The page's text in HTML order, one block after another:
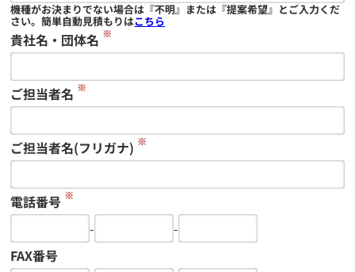
機種がお決まりでない場合は『不明』または『提案希望』とご入力くだ
さい。簡単自動見積もりはこちら
貴社名・団体名 ※
ご担当者名 ※
ご担当者名(フリガナ) ※
電話番号 ※
-
-
FAX番号